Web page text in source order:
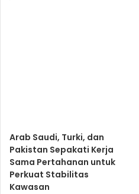
Arab Saudi, Turki, dan
Pakistan Sepakati Kerja
Sama Pertahanan untuk
Perkuat Stabilitas
Kawasan